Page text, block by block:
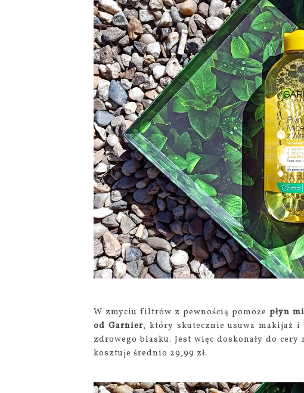
W zmyciu filtrów z pewnością pomoże płyn
od Garnier, który skutecznie usuwa makijaż i
zdrowego blasku. Jest więc doskonały do
kosztuje średnio 29,99 zł.